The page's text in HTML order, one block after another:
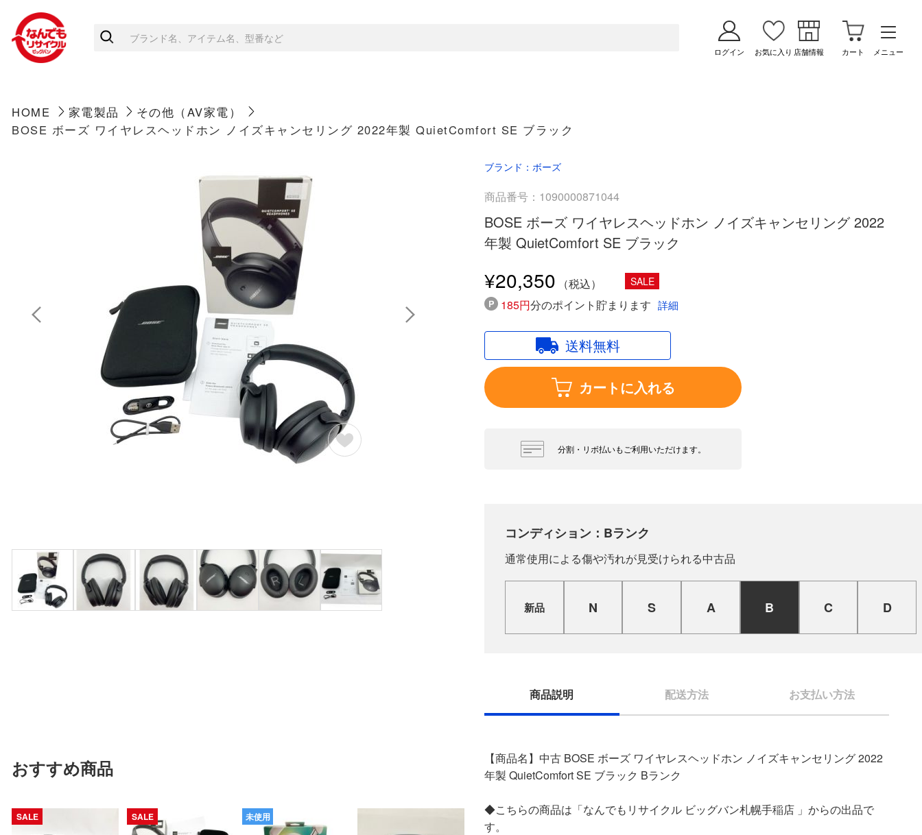
ログイン お気に入り 店舗情報 カート メニュー
HOME 家電製品
その他（AV家電）
BOSE ボーズ ワイヤレスヘッドホン ノイズキャンセリング 2022年製 QuietComfort SE ブラック
おすすめ商品
SALE SALE 未使用
ブランド：ボーズ
商品番号：1090000871044
BOSE ボーズ ワイヤレスヘッドホン ノイズキャンセリング 2022
年製 QuietComfort SE ブラック
¥20,350 SALE
185円分のポイント貯まります 詳細
送料無料
カートに入れる
分割・リボ払いもご利用いただけます。
コンディション：Bランク
通常使用による傷や汚れが見受けられる中古品
新品 N S A B C D
商品説明 配送方法 お支払い方法
【商品名】中古 BOSE ボーズ ワイヤレスヘッドホン ノイズキャンセリング 2022
年製 QuietComfort SE ブラック Bランク
◆こちらの商品は「なんでもリサイクル ビッグバン札幌手稲店 」からの出品で
す。